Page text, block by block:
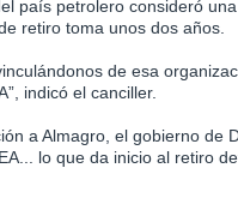
país petrolero consideró
retiro toma unos dos años.
de esa
indicó el canciller.
a Almagro, el gobierno de
lo que da inicio al retiro